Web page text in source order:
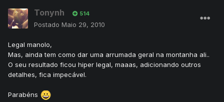
Tonynh 514
Postado Maio 29, 2010
Legal manolo,
Mas, ainda tem como dar uma arrumada geral na montanha ali..
O seu resultado ficou hiper legal, maaas, adicionando outros
detalhes, fica impecável.
Parabéns